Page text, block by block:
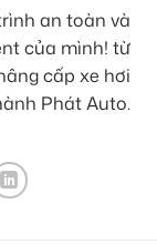
an toàn và
của mình! từ
cấp xe hơi
Phát Auto.